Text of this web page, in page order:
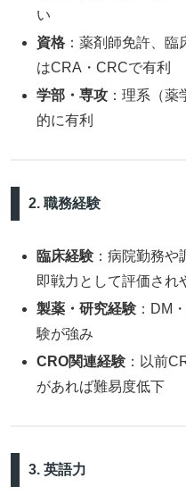
い
資格 ：薬剤師免許、
はCRA・CRCで有利
学部・専攻 ：理系（
的に有利
2. 職務経験
臨床経験 ：病院勤務
即戦力として評価され
製薬・研究経験 ：DM
験が強み
CRO関連経験 ：以前
があれば難易度低下
3. 英語力